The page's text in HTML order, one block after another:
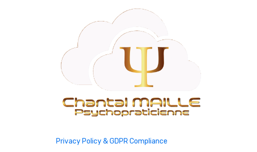
Privacy Policy & GDPR Compliance